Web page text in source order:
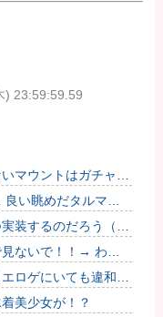
) 23:59:59.59
マウントはガチャで
い眺めだタルマ
装するのだろう（ﾃﾞ
ないで！！→ わか
ロゲにいても違和感
美少女が！？